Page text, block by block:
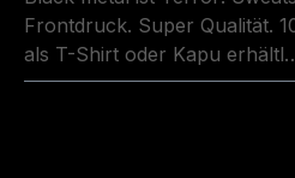
Frontdruck. Super Qualität.
als T-Shirt oder Kapu